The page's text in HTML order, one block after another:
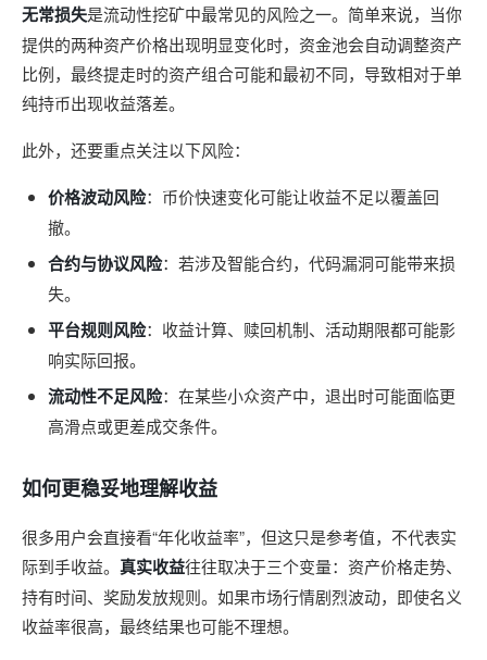
无常损失是流动性挖矿中最常见的风险之一。简单来说，当你
提供的两种资产价格出现明显变化时，资金池会自动调整资产
比例，最终提走时的资产组合可能和最初不同，导致相对于单
纯持币出现收益落差。
此外，还要重点关注以下风险：
价格波动风险：币价快速变化可能让收益不足以覆盖回
撤。
合约与协议风险：若涉及智能合约，代码漏洞可能带来损
失。
平台规则风险：收益计算、赎回机制、活动期限都可能影
响实际回报。
流动性不足风险：在某些小众资产中，退出时可能面临更
高滑点或更差成交条件。
如何更稳妥地理解收益
很多用户会直接看“年化收益率”，但这只是参考值，不代表实
际到手收益。 真实收益往往取决于三个变量：资产价格走势、
持有时间、奖励发放规则。如果市场行情剧烈波动，即使名义
收益率很高，最终结果也可能不理想。